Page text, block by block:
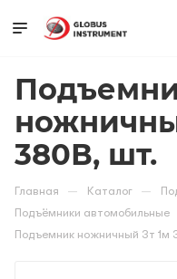
380В, шт.
Главная — Каталог —
Подъёмники автомобильные
Подъемник ножничный 3т